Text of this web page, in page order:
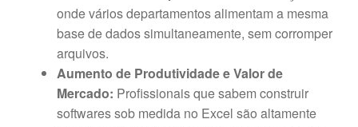
onde vários departamentos alimentam a mesma
base de dados simultaneamente, sem corromper
arquivos.
Aumento de Produtividade e Valor de
Mercado: Profissionais que sabem construir
softwares sob medida no Excel são altamente